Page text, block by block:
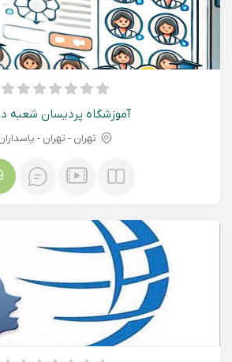
آموزشگاه پردیسان شعبه
تهران - تهران -